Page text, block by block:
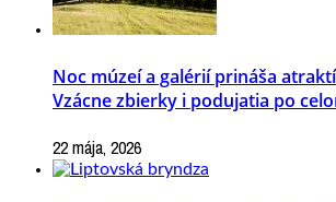
Noc múzeí a galérií prináša
Vzácne zbierky i podujatia po
22 mája, 2026